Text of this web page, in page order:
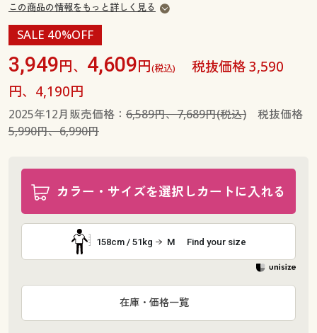
よくある質問とお問い合わせ
この商品の情報をもっと詳しく見る
SALE 40%OFF
3,949円、 4,609円(税込)
税抜価格 3,590
円、4,190円
2025年12月販売価格： 6,589円、7,689円(税込)税抜価格
5,990円、6,990円
カラー・サイズを選択しカートに入れる
158cm / 51kg M Find your size
在庫・価格一覧